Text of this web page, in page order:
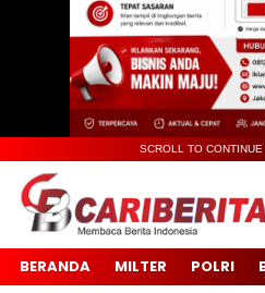
SCROLL TO
BERANDA MILTER POLRI